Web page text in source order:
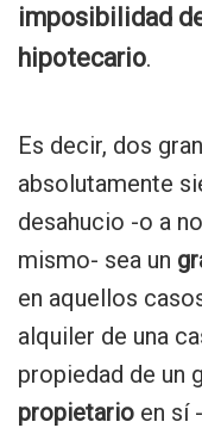
imposibilidad
hipotecario.
Es decir, dos
absolutamente
desahucio -o a
mismo- sea un
en aquellos
alquiler de una
propiedad de un
propietario en sí